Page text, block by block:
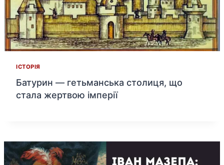
ІСТОРІЯ
Батурин — гетьманська столиця, що
стала жертвою імперії